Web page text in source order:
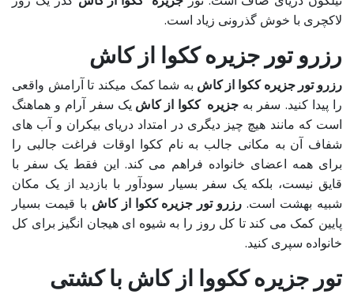
لاکچری با خوش گذرونی زیاد است.
رزرو تور جزیره ککوا از کاش
رزرو تور جزیره ککوا از کاش به شما کمک میکند تا آرامش واقعی
را پیدا کنید. سفر بهجزیره ککوا از کاشیک سفر آرام و هماهنگ
است که مانند هیچ چیز دیگری در امتداد دریای بیکران و آب های
شفاف آن به مکانی جالب به نام ککوا اوقات فراغت جالبی را
برای همه اعضای خانواده فراهم می کند. این فقط یک سفر با
قایق نیست، بلکه یک سفر بسیار سودآور با بازدید از یک مکان
شبیه بهشت است. رزرو تور جزیره ککوا از کاش با قیمت بسیار
پایین کمک می کند تا کل روز را به شیوه ای هیجان انگیز برای کل
خانواده سپری کنید.
تور جزیره ککووا از کاش با کشتی